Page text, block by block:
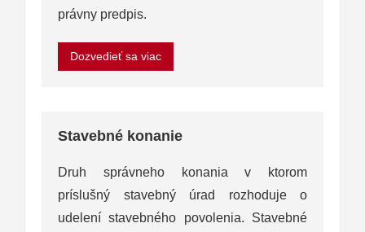
právny predpis.
Dozvedieť sa viac
Stavebné konanie
Druh správneho konania v ktorom
príslušný stavebný úrad rozhoduje o
udelení stavebného povolenia. Stavebné